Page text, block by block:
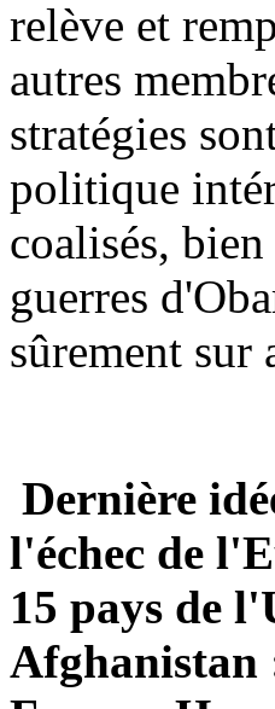
relève et
autres
stratégies
politique
coalisés,
guerres
sûrement sur
Dernière
l'échec de
15 pays de
Afghanistan